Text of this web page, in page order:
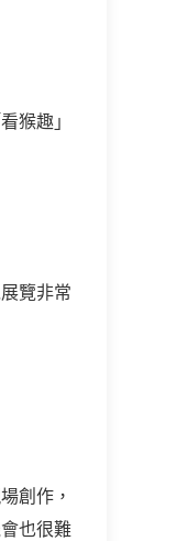
猴趣」
覽非常
創作，
也很難